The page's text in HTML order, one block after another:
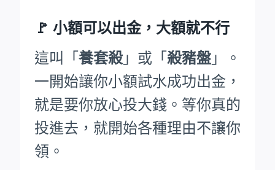
🚩 小額可以出金，大額就不行
這叫「 養套殺」或「 殺豬盤 」。
一開始讓你小額試水成功出金，
就是要你放心投大錢。等你真的
投進去，就開始各種理由不讓你
領。